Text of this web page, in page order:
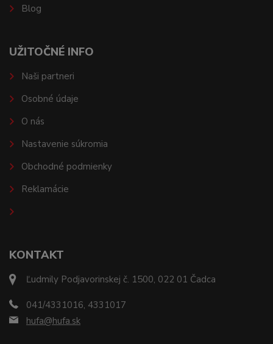
KONTAKT
Ľudmily Podjavorinskej č. 1500, 022 01 Čadca
041/4331016, 4331017
hufa@hufa.sk
Blog
UŽITOČNÉ INFO
Naši partneri
Osobné údaje
O nás
Nastavenie súkromia
Obchodné podmienky
Reklamácie